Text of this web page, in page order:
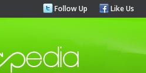
Follow Up Like Us